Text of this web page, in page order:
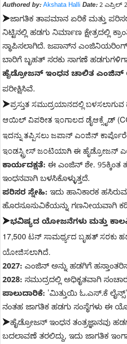
Authored by: Akshata Halli Date:2 ಎಪ್ರಿಲ್
➤ಜಾಗತಿಕ ತಾಪಮಾನ ಏರಿಕೆ ಮತ್ತು
ನಿಟ್ಟಿನಲ್ಲಿ ಹಡಗು ನಿರ್ಮಾಣ ಕ್ಷೇತ್ರದಲ್ಲಿ
ಸ್ಥಾಪಿಸಲಾಗಿದೆ. ಜಪಾನ್‌ನ
ಬಾರಿಗೆ ಬೃಹತ್ ಸರಕು ಸಾಗಣೆ
ಹೈಡ್ರೋಜನ್ ಇಂಧನ ಚಾಲಿತ ಎಂಜಿನ್
ಪರೀಕ್ಷಿಸಿವೆ.
➤ಪ್ರಸ್ತುತ ಸಮುದ್ರಯಾನದಲ್ಲಿ
ಆಯಿಲ್ ವಿಪರೀತ ಇಂಗಾಲದ ಡೈಆಕ್ಸೈಡ್
ಇದನ್ನು ತಪ್ಪಿಸಲು ಜಪಾನ್ ಎಂಜಿನ್
ಇಂಡಸ್ಟ್ರೀಸ್ ಜಂಟಿಯಾಗಿ ಈ ಹೈಡ್ರೋಜನ್
ಕಾರ್ಯದಕ್ಷತೆ: ಈ ಎಂಜಿನ್ ಶೇ. 95ಕ್ಕಿಂತ
ಇಂಧನವಾಗಿ ಬಳಸಿಕೊಳ್ಳುತ್ತದೆ.
ಪರಿಸರ ಸ್ನೇಹಿ: ಇದು ಹಾನಿಕಾರಕ
ಹೊರಸೂಸುವಿಕೆಯನ್ನು ಗಣನೀಯವಾಗಿ
➤ಭವಿಷ್ಯದ ಯೋಜನೆಗಳು ಮತ್ತು
17,500 ಟನ್ ಸಾಮರ್ಥ್ಯದ ಬೃಹತ್ ಸರಕು
ಯೋಜಿಸಲಾಗಿದೆ.
2027: ಎಂಜಿನ್ ಅನ್ನು ಹಡಗಿಗೆ
2028: ಸಮುದ್ರದಲ್ಲಿ ಅಧಿಕೃತವಾಗಿ
ಪಾಲುದಾರಿಕೆ: 'ಮಿತ್ತುಯಿ ಓ.ಎಸ್.ಕೆ ಲೈನ್ಸ್'
ನಂತಹ ಜಾಗತಿಕ ಹಡಗು ಸಂಸ್ಥೆಗಳು ಈ
➤ಹೈಡ್ರೋಜನ್ ಇಂಧನ ತಂತ್ರಜ್ಞಾನವು
ಬದಲಾವಣೆ ತರಲಿದ್ದು, ಇದು ಜಾಗತಿಕ